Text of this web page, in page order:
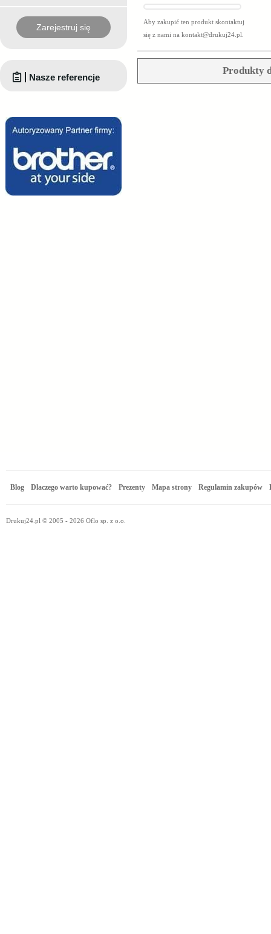
Aby zakupić ten produkt skontaktuj
się z nami na kontakt@drukuj24.pl
Produkty
Zarejestruj się
Nasze referencje
Blog Dlaczego warto kupować? Prezenty Mapa strony Regulamin zakupów
Drukuj24.pl © 2005 - 2026 Oflo sp. z o.o.